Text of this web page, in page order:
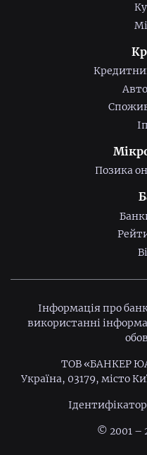
Позика
Інформація про
використанні
ТОВ «БАНКЕР
Україна, 03179, місто
© 2001 –